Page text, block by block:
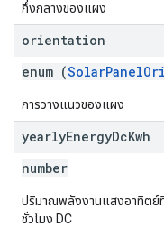
กึ่งกลางของแผง
orientation
enum (
การวางแนวของแผง
yearlyEnergyDcKwh
number
ปริมาณพลังงานแสงอาทิตย์
ชั่วโมง DC